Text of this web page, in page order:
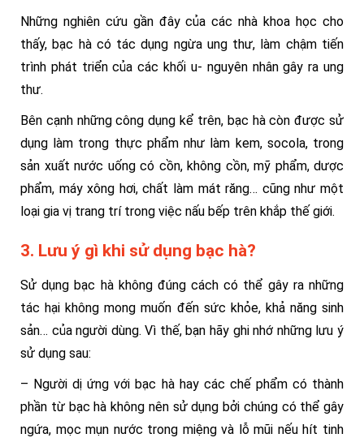
Những nghiên cứu gần đây của các nhà khoa học cho
thấy, bạc hà có tác dụng ngừa ung thư, làm chậm tiến
trình phát triển của các khối u- nguyên nhân gây ra ung
thư.
Bên cạnh những công dụng kể trên, bạc hà còn được sử
dụng làm trong thực phẩm như làm kem, socola, trong
sản xuất nước uống có cồn, không cồn, mỹ phẩm, dược
phẩm, máy xông hơi, chất làm mát răng… cũng như một
loại gia vị trang trí trong việc nấu bếp trên khắp thế giới.
3. Lưu ý gì khi sử dụng bạc hà?
Sử dụng bạc hà không đúng cách có thể gây ra những
tác hại không mong muốn đến sức khỏe, khả năng sinh
sản… của người dùng. Vì thế, bạn hãy ghi nhớ những lưu ý
sử dụng sau:
– Người dị ứng với bạc hà hay các chế phẩm có thành
phần từ bạc hà không nên sử dụng bởi chúng có thể gây
ngứa, mọc mụn nước trong miệng và lỗ mũi nếu hít tinh